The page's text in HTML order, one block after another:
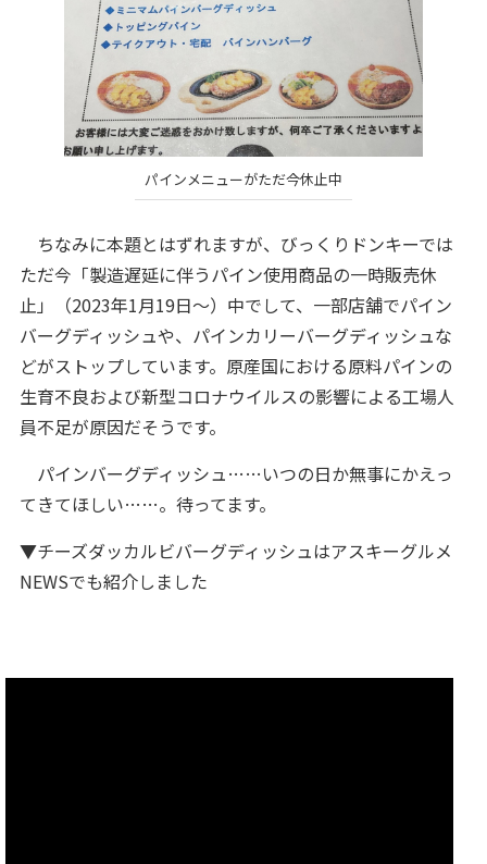
パインメニューがただ今休止中
ちなみに本題とはずれますが、びっくりドンキーでは
ただ今「製造遅延に伴うパイン使用商品の一時販売休
止」（2023年1月19日～）中でして、一部店舗でパイン
バーグディッシュや、パインカリーバーグディッシュな
どがストップしています。原産国における原料パインの
生育不良および新型コロナウイルスの影響による工場人
員不足が原因だそうです。
パインバーグディッシュ……いつの日か無事にかえっ
てきてほしい……。待ってます。
▼チーズダッカルビバーグディッシュはアスキーグルメ
NEWSでも紹介しました